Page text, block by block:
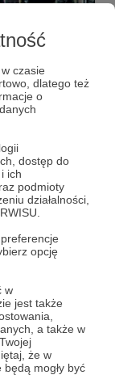
czasie
dlatego też
o
dostęp do
ich
podmioty
działalności,
opcję
w
jest także
a także w
że w
mogły być
Płynnie